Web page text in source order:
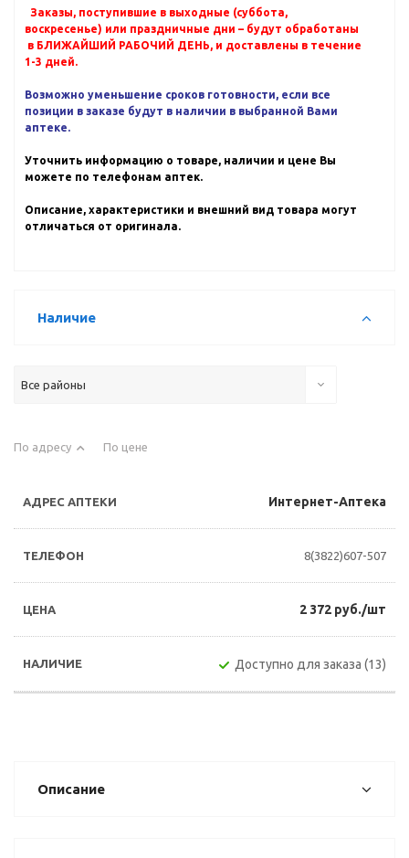
Заказы, поступившие в выходные (суббота,
воскресенье) или праздничные дни – будут обработаны
в БЛИЖАЙШИЙ РАБОЧИЙ ДЕНЬ, и доставлены в течение
1-3 дней.
Возможно уменьшение сроков готовности, если все
позиции в заказе будут в наличии в выбранной Вами
аптеке.
Уточнить информацию о товаре, наличии и цене Вы
можете по телефонам аптек.
Описание, характеристики и внешний вид товара могут
отличаться от оригинала.
Наличие
Все районы
По адресу По цене
Интернет-Аптека
8(3822)607-507
2 372 руб./шт
Доступно для заказа (13)
Описание